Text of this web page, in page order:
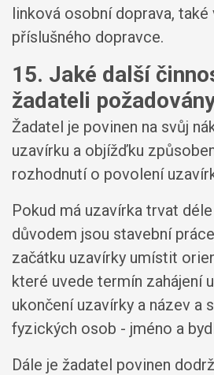
linková osobní doprava, také
příslušného dopravce.
15. Jaké další
žadateli
Žadatel je povinen na svůj
uzavírku a objížďku
rozhodnutí o povolení
Pokud má uzavírka trvat
důvodem jsou stavební
začátku uzavírky umístit
které uvede termín zahájení
ukončení uzavírky a název a
fyzických osob - jméno a
Dále je žadatel povinen